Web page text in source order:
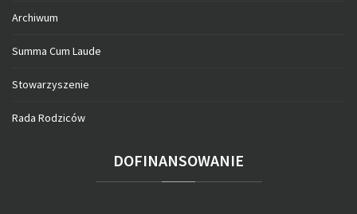
Archiwum
Summa Cum Laude
Stowarzyszenie
Rada Rodziców
DOFINANSOWANIE